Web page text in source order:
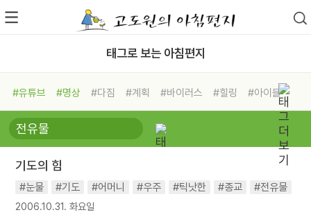
태그로 보는 아침편지
#유튜브 #명상 #다짐 #계획 #바이러스 #힐링
#아이들
#비전캠프
#독서캠프 #삶
#희망
#나눔 #친구 #링컨학교
#독서
#건강
기도의 힘
#눈물 #기도 #어머니 #우주 #틱낫한 #종교 #전유물
2006.10.31. 화요일